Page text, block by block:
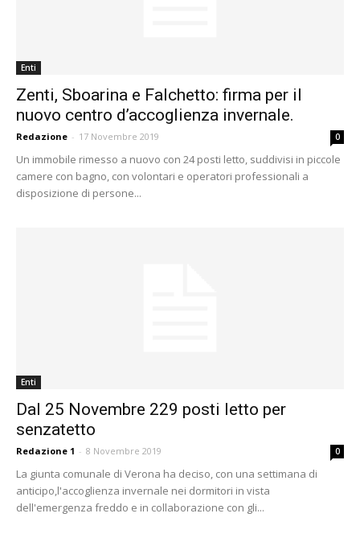
Enti
Zenti, Sboarina e Falchetto: firma per il
nuovo centro d’accoglienza invernale.
Redazione - 17 Novembre 2019 0
Un immobile rimesso a nuovo con 24 posti letto, suddivisi in piccole
camere con bagno, con volontari e operatori professionali a
disposizione di persone...
Enti
Dal 25 Novembre 229 posti letto per
senzatetto
Redazione 1 - 8 Novembre 2019 0
La giunta comunale di Verona ha deciso, con una settimana di
anticipo,l'accoglienza invernale nei dormitori in vista
dell'emergenza freddo e in collaborazione con gli...